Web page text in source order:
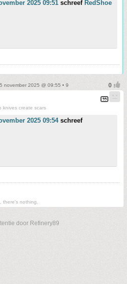
2025 09:51 schreef RedShoe
november 2025 @ 09:55 • 9
knives create scars
2025 09:54schreef
there's nothing.
door Refinery89